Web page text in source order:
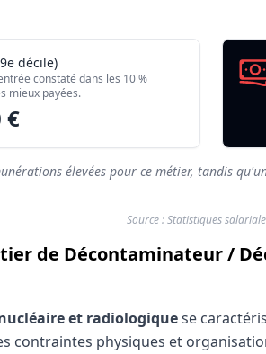
2026
mensuel brut/ Décontamineuse
décile)
constaté dans les 10 %
mieux payées.
€
élevées pour ce métier, tandis
Source : Statistiques
de Décontaminateur /
et radiologiquese
contraintes physiques et